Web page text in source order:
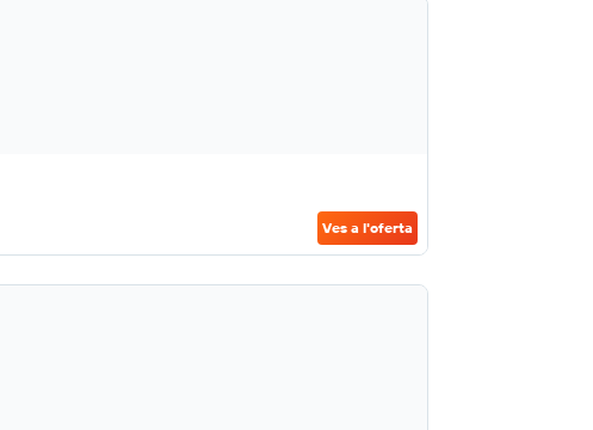
Ves a l'oferta